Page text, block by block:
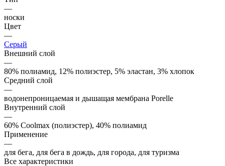
—
носки
Цвет
—
Серый
Внешний слой
—
80% полиамид, 12% полиэстер, 5% эластан, 3% хлопок
Средний слой
—
водонепроницаемая и дышащая мембрана Porelle
Внутренний слой
—
60% Coolmax (полиэстер), 40% полиамид
Применение
—
для бега, для бега в дождь, для города, для туризма
Все характеристики